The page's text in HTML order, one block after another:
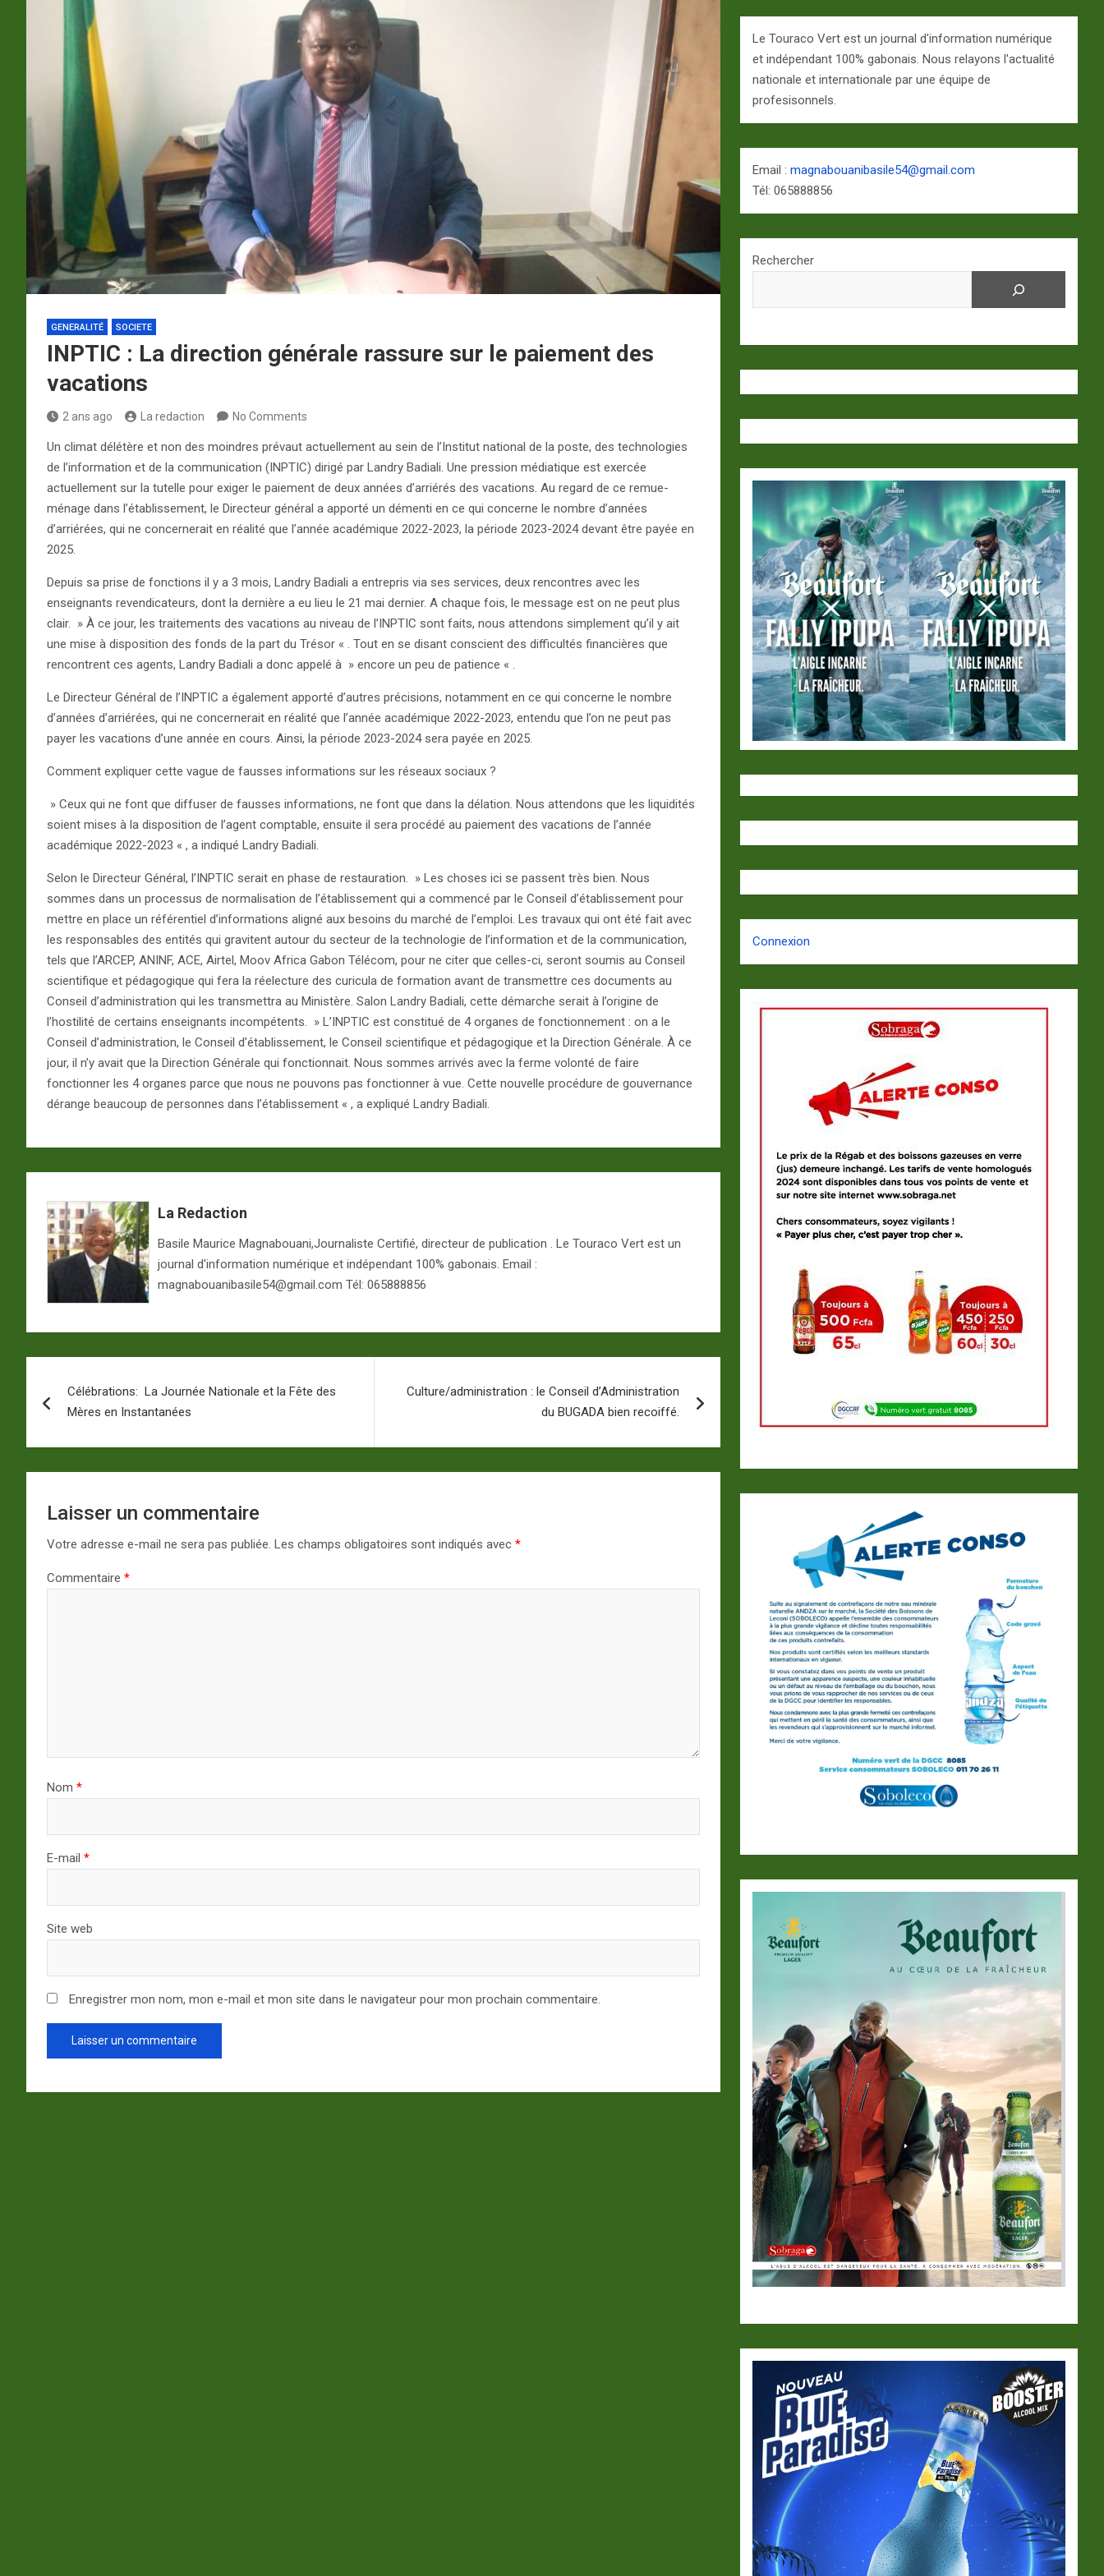
GENERALITÉ SOCIETE
INPTIC : La direction générale rassure sur le paiement des
vacations
2 ans ago La redaction No Comments
Un climat délétère et non des moindres prévaut actuellement au sein de l’Institut national de la poste, des technologies
de l’information et de la communication (INPTIC) dirigé par Landry Badiali. Une pression médiatique est exercée
actuellement sur la tutelle pour exiger le paiement de deux années d’arriérés des vacations. Au regard de ce remue-
ménage dans l’établissement, le Directeur général a apporté un démenti en ce qui concerne le nombre d’années
d’arriérées, qui ne concernerait en réalité que l’année académique 2022-2023, la période 2023-2024 devant être payée en
2025.
Depuis sa prise de fonctions il y a 3 mois, Landry Badiali a entrepris via ses services, deux rencontres avec les
enseignants revendicateurs, dont la dernière a eu lieu le 21 mai dernier. A chaque fois, le message est on ne peut plus
clair. » À ce jour, les traitements des vacations au niveau de l’INPTIC sont faits, nous attendons simplement qu’il y ait
une mise à disposition des fonds de la part du Trésor « . Tout en se disant conscient des difficultés financières que
rencontrent ces agents, Landry Badiali a donc appelé à » encore un peu de patience « .
Le Directeur Général de l’INPTIC a également apporté d’autres précisions, notamment en ce qui concerne le nombre
d’années d’arriérées, qui ne concernerait en réalité que l’année académique 2022-2023, entendu que l’on ne peut pas
payer les vacations d’une année en cours. Ainsi, la période 2023-2024 sera payée en 2025.
Comment expliquer cette vague de fausses informations sur les réseaux sociaux ?
» Ceux qui ne font que diffuser de fausses informations, ne font que dans la délation. Nous attendons que les liquidités
soient mises à la disposition de l’agent comptable, ensuite il sera procédé au paiement des vacations de l’année
académique 2022-2023 « , a indiqué Landry Badiali.
Selon le Directeur Général, l’INPTIC serait en phase de restauration. » Les choses ici se passent très bien. Nous
sommes dans un processus de normalisation de l’établissement qui a commencé par le Conseil d’établissement pour
mettre en place un référentiel d’informations aligné aux besoins du marché de l’emploi. Les travaux qui ont été fait avec
les responsables des entités qui gravitent autour du secteur de la technologie de l’information et de la communication,
tels que l’ARCEP, ANINF, ACE, Airtel, Moov Africa Gabon Télécom, pour ne citer que celles-ci, seront soumis au Conseil
scientifique et pédagogique qui fera la réelecture des curicula de formation avant de transmettre ces documents au
Conseil d’administration qui les transmettra au Ministère. Salon Landry Badiali, cette démarche serait à l’origine de
l’hostilité de certains enseignants incompétents. » L’INPTIC est constitué de 4 organes de fonctionnement : on a le
Conseil d’administration, le Conseil d’établissement, le Conseil scientifique et pédagogique et la Direction Générale. À ce
jour, il n’y avait que la Direction Générale qui fonctionnait. Nous sommes arrivés avec la ferme volonté de faire
fonctionner les 4 organes parce que nous ne pouvons pas fonctionner à vue. Cette nouvelle procédure de gouvernance
dérange beaucoup de personnes dans l’établissement « , a expliqué Landry Badiali.
La Redaction
Basile Maurice Magnabouani,Journaliste Certifié, directeur de publication . Le Touraco Vert est un
journal d'information numérique et indépendant 100% gabonais. Email :
magnabouanibasile54@gmail.com Tél: 065888856
de
l’article
Célébrations: La Journée Nationale et la Fête des
Mères en Instantanées
Culture/administration : le Conseil d’Administration
du BUGADA bien recoiffé.
Laisser un commentaire
Votre adresse e-mail ne sera pas publiée. Les champs obligatoires sont indiqués avec *
Commentaire *
Nom *
E-mail *
Site web
Enregistrer mon nom, mon e-mail et mon site dans le navigateur pour mon prochain commentaire.
Le Touraco Vert est un journal d'information numérique
et indépendant 100% gabonais. Nous relayons l'actualité
nationale et internationale par une équipe de
profesisonnels.
Email :magnabouanibasile54@gmail.com
Tél: 065888856
Rechercher
Connexion